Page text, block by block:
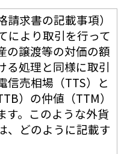
請求書の記載事項）
より取引を行って
の譲渡等の対価の額
る処理と同様に取引
信売相場（TTS）と
）の仲値（TTM）
す。このような外貨
、どのように記載す